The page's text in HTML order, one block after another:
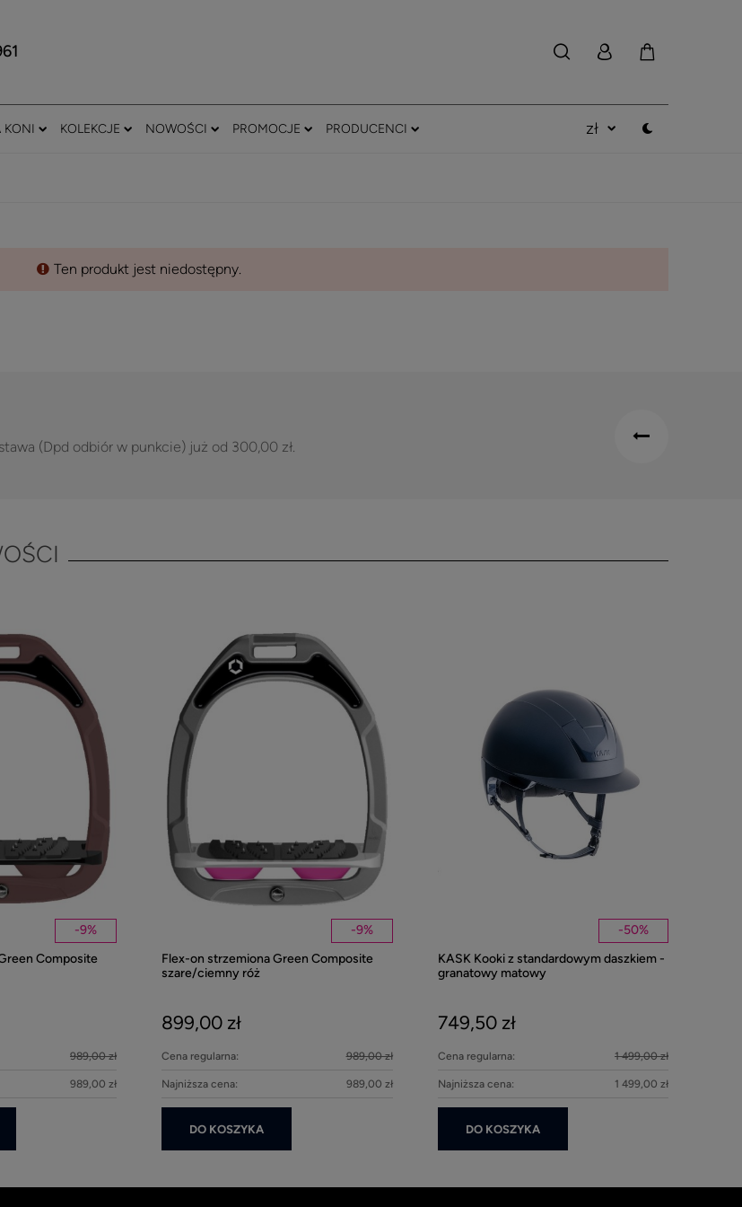
KONI KOLEKCJE NOWOŚCI PROMOCJE PRODUCENCI
Ten produkt jest niedostępny.
(Dpd odbiór w punkcie) już od 300,00 zł.
-9%
Composite
989,00 zł
989,00 zł
-9%
Flex-on strzemiona Green Composite
szare/ciemny róż
899,00 zł
Cena regularna: 989,00 zł
Najniższa cena: 989,00 zł
DO KOSZYKA
-50%
KASK Kooki z standardowym daszkiem -
granatowy matowy
749,50 zł
Cena regularna: 1 499,00 zł
Najniższa cena: 1 499,00 zł
DO KOSZYKA